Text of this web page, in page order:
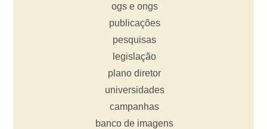
ogs e ongs
publicações
pesquisas
legislação
plano diretor
universidades
campanhas
banco de imagens